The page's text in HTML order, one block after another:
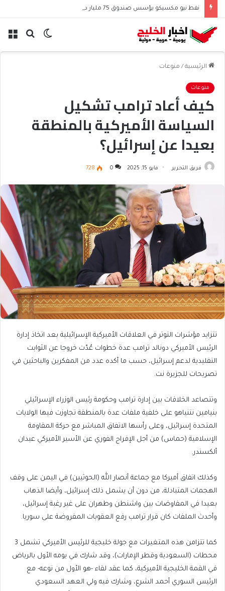
نفط نيو مكسيكو يؤسس صندوق 75 مليار دولار ويشعل جدل الإنفاق
بحث الوضع
الرئيسية / منوعات
منوعات
كيف أعاد ترامب تشكيل
السياسة الأميركية بالمنطقة
بعيدا عن إسرائيل؟
فريق التحرير مايو 15, 2025 0
728
تتزايد مؤشرات التوتر في العلاقات الأميركية الإسرائيلية بعد اتخاذ إدارة
الرئيس الأميركي دونالد ترامب عدة خطوات عُدّت خروجا عن الثوابت
التقليدية لدعم إسرائيل، حسب ما أكده عدد من المفكرين والباحثين في
تصريحات للجزيرة نت.
وتتصاعد الخلافات بين إدارة ترامب وحكومة رئيس الوزراء الإسرائيلي
بنيامين نتنياهو على خلفية ملفات عدة بالمنطقة تجاوزت فيها الولايات
المتحدة إسرائيل، وعلى رأسها الاتفاق المباشر مع حركة المقاومة
الإسلامية (حماس) من أجل الإفراج الفوري عن الأسير الأميركي عيدان
ألكسندر.
وكذلك اتفاق أميركا مع جماعة أنصار الله (الحوثيين) في اليمن على وقف
الهجمات المتبادلة، من دون أن يشمل ذلك إسرائيل، وأيضا الذهاب
بعيدا في المفاوضات بين واشنطن وطهران على غير رغبة إسرائيل،
وأحدث الملفات كان قرار ترامب رفع العقوبات المفروضة على سوريا.
كما تتزامن هذه المتغيرات مع جولة خليجية للرئيس الأميركي تشمل 3
محطات (السعودية وقطر الإمارات)، وقد شارك في يومه الأول بالرياض
في القمة الخليجية الأميركية، كما عقد لقاء -هو الأول من نوعه- مع
الرئيس السوري أحمد الشرع، وشارك فيه ولي العهد السعودي